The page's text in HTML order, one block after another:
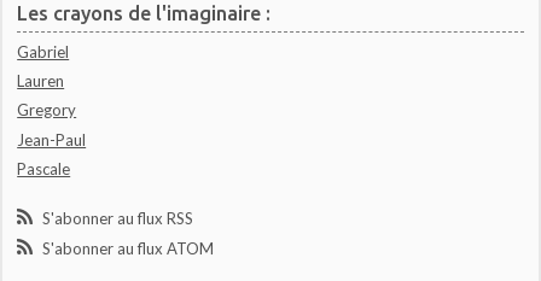
Les crayons de l'imaginaire :
Gabriel
Lauren
Gregory
Jean-Paul
Pascale
S'abonner au flux RSS
S'abonner au flux ATOM